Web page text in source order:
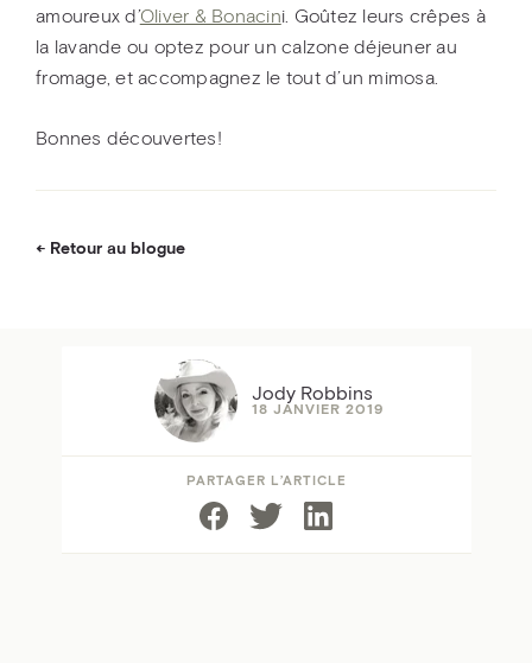
amoureux d’Oliver & Bonacini. Goûtez leurs crêpes à
la lavande ou optez pour un calzone déjeuner au
fromage, et accompagnez le tout d’un mimosa.
Bonnes découvertes!
Retour au blogue
Jody Robbins
18 JANVIER 2019
PARTAGER L’ARTICLE